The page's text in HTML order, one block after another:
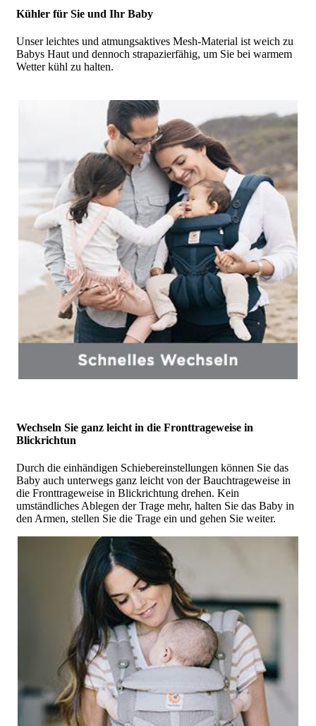
Kühler für Sie und Ihr Baby
Unser leichtes und atmungsaktives Mesh-Material ist weich zu
Babys Haut und dennoch strapazierfähig, um Sie bei warmem
Wetter kühl zu halten.
Wechseln Sie ganz leicht in die Fronttrageweise in
Blickrichtun
Durch die einhändigen Schiebereinstellungen können Sie das
Baby auch unterwegs ganz leicht von der Bauchtrageweise in
die Fronttrageweise in Blickrichtung drehen. Kein
umständliches Ablegen der Trage mehr, halten Sie das Baby in
den Armen, stellen Sie die Trage ein und gehen Sie weiter.